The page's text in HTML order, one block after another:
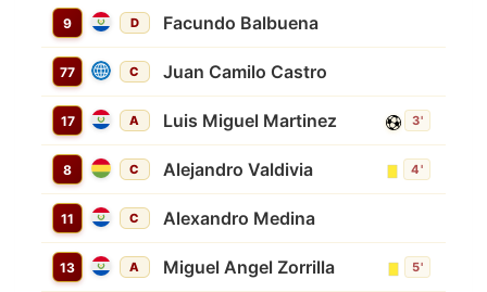
9 D Facundo Balbuena
77 C Juan Camilo Castro
17 A Luis Miguel Martinez 3'
8 C Alejandro Valdivia 4'
11 C Alexandro Medina
13 A Miguel Angel Zorrilla 5'